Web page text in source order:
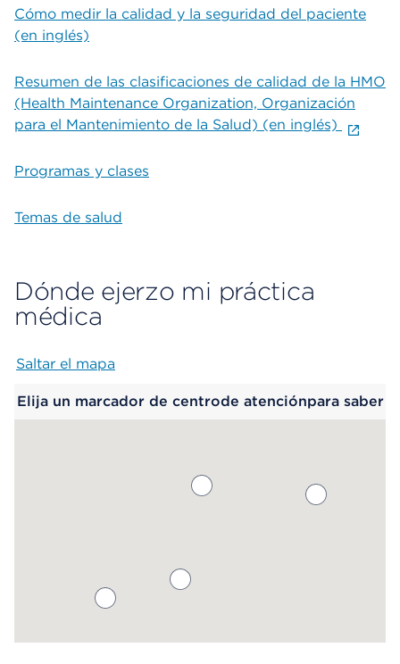
Cómo medir la calidad y la seguridad del paciente
(en inglés)
Resumen de las clasificaciones de calidad de la HMO
(Health Maintenance Organization, Organización
para el Mantenimiento de la Salud) (en inglés)
Programas y clases
Temas de salud
Dónde ejerzo mi práctica
médica
Saltar el mapa
Elija un marcador de centrode atenciónpara saber